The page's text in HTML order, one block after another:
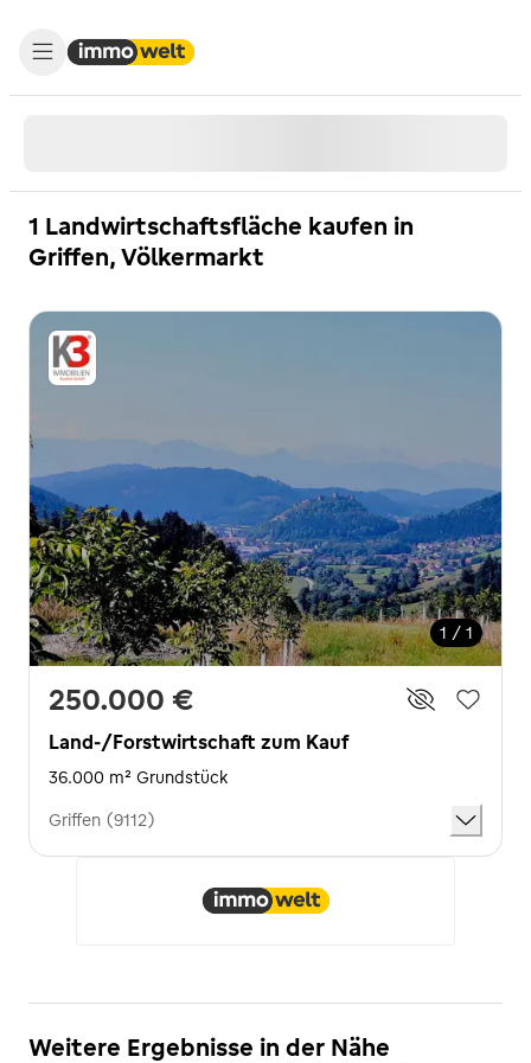
1 Landwirtschaftsfläche kaufen in
Griffen, Völkermarkt
1 / 1
250.000 €
Land-/Forstwirtschaft zum Kauf
36.000 m² Grundstück
Griffen (9112)
Weitere Ergebnisse in der Nähe